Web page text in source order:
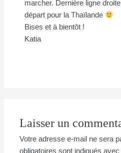
marcher. Dernière ligne
départ pour la Thaïlande
Bises et à bientôt !
Katia
Laisser un
Votre adresse e-mail ne sera
obligatoires sont indiqués